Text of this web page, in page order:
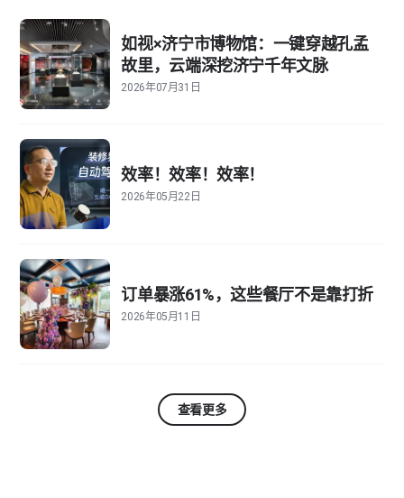
如视×济宁市博物馆：一键穿越孔孟
故里，云端深挖济宁千年文脉
2026年07月31日
效率！效率！效率！
2026年05月22日
订单暴涨61%，这些餐厅不是靠打折
2026年05月11日
查看更多